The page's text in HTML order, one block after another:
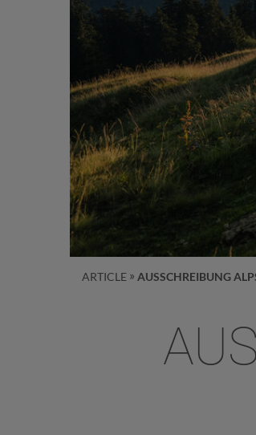
ARTICLE AUSSCHREIBUNG